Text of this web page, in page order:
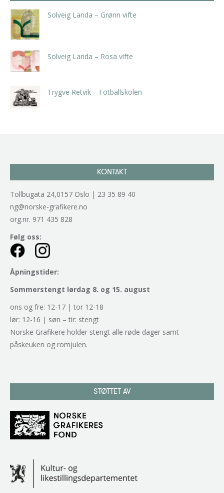
Solveig Landa – Grønn vifte
Solveig Landa – Rosa vifte
Trygve Retvik – Fotballskolen
KONTAKT
Tollbugata 24,0157 Oslo | 23 35 89 40
ng@norske-grafikere.no
org.nr. 971 435 828
Følg oss:
Åpningstider:
Sommerstengt lørdag 8. og 15. august
ons og fre: 12-17 | tor 12-18
lør: 12-16 | søn – tir: stengt
Norske Grafikere holder stengt alle røde dager samt
påskeuken og romjulen.
STØTTET AV